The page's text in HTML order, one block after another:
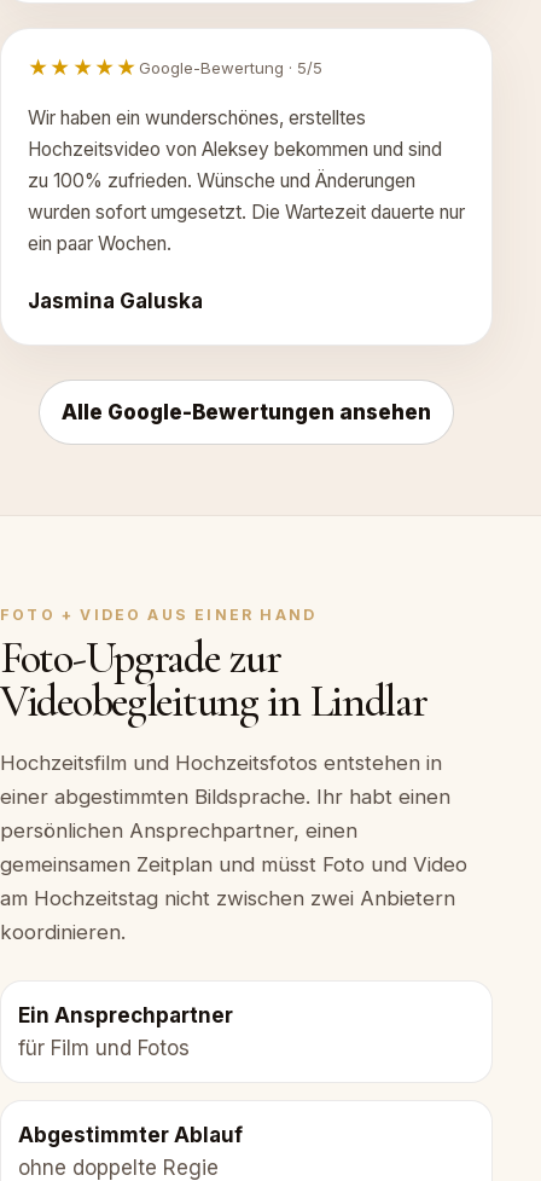
★★★★★Google-Bewertung · 5/5
Wir haben ein wunderschönes, erstelltes
Hochzeitsvideo von Aleksey bekommen und sind
zu 100% zufrieden. Wünsche und Änderungen
wurden sofort umgesetzt. Die Wartezeit dauerte nur
ein paar Wochen.
Jasmina Galuska
Alle Google-Bewertungen ansehen
FOTO + VIDEO AUS EINER HAND
Foto-Upgrade zur
Videobegleitung in Lindlar
Hochzeitsfilm und Hochzeitsfotos entstehen in
einer abgestimmten Bildsprache. Ihr habt einen
persönlichen Ansprechpartner, einen
gemeinsamen Zeitplan und müsst Foto und Video
am Hochzeitstag nicht zwischen zwei Anbietern
koordinieren.
Ein Ansprechpartner
für Film und Fotos
Abgestimmter Ablauf
ohne doppelte Regie